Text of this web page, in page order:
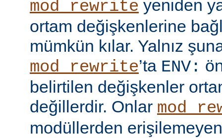
mod_rewrite yeniden
ortam değişkenlerine
mümkün kılar. Yalnız
mod_rewrite’ta ENV:
belirtilen değişkenler
değillerdir. Onlar
modüllerden